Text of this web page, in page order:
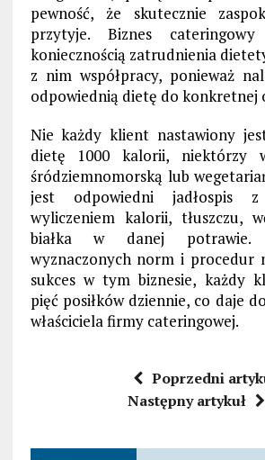
pewność, że skutecznie
przytyje. Biznes
koniecznością zatrudnienia
z nim współpracy, ponieważ
odpowiednią dietę do konkretnej
Nie każdy klient nastawiony
dietę 1000 kalorii, niektórzy
śródziemnomorską lub
jest odpowiedni jadłospis z
wyliczeniem kalorii, tłuszczu,
białka w danej potrawie.
wyznaczonych norm i procedur
sukces w tym biznesie, każdy
pięć posiłków dziennie, co daje
właściciela firmy cateringowej.
Poprzedni
Następny artykuł